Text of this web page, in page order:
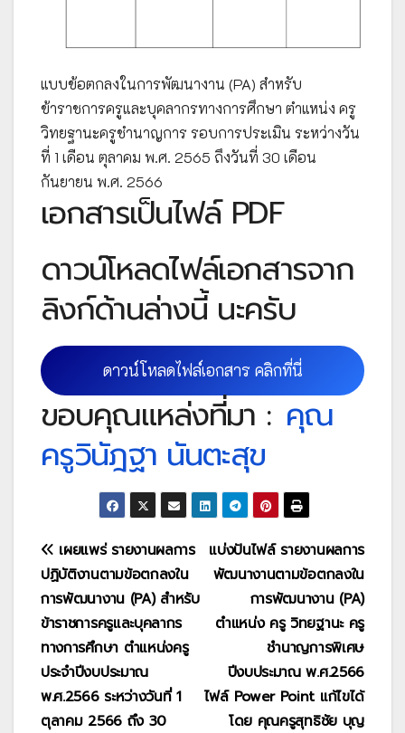
แบบข้อตกลงในการพัฒนางาน (PA) สำหรับ
ข้าราชการครูและบุคลากรทางการศึกษา ตำแหน่ง ครู
วิทยฐานะครูชำนาญการ รอบการประเมิน ระหว่างวัน
ที่ 1 เดือน ตุลาคม พ.ศ. 2565 ถึงวันที่ 30 เดือน
กันยายน พ.ศ. 2566
เอกสารเป็นไฟล์ PDF
ดาวน์โหลดไฟล์เอกสารจาก
ลิงก์ด้านล่างนี้ นะครับ
ดาวน์โหลดไฟล์เอกสาร คลิกที่นี่
ขอบคุณแหล่งที่มา : คุณ
ครูวินัฎฐา นันตะสุข
แนะแนว
เรื่อง
แบ่งปันไฟล์ รายงานผลการ
พัฒนางานตามข้อตกลงใน
การพัฒนางาน (PA)
ตำแหน่ง ครู วิทยฐานะ ครู
ชำนาญการพิเศษ
ปีงบประมาณ พ.ศ.2566
ไฟล์ Power Point แก้ไขได้
โดย คุณครูสุทธิชัย บุญ
เผยแพร่ รายงานผลการ
ปฏิบัติงานตามข้อตกลงใน
การพัฒนางาน (PA) สำหรับ
ข้าราชการครูและบุคลากร
ทางการศึกษา ตำแหน่งครู
ประจำปีงบประมาณ
พ.ศ.2566 ระหว่างวันที่ 1
ตุลาคม 2566 ถึง 30